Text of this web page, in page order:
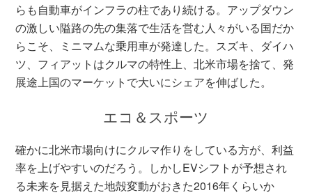
らも自動車がインフラの柱であり続ける。アップダウン
の激しい隘路の先の集落で生活を営む人々がいる国だか
らこそ、ミニマムな乗用車が発達した。スズキ、ダイハ
ツ、フィアットはクルマの特性上、北米市場を捨て、発
展途上国のマーケットで大いにシェアを伸ばした。
エコ＆スポーツ
確かに北米市場向けにクルマ作りをしている方が、利益
率を上げやすいのだろう。しかしEVシフトが予想され
る未来を見据えた地殻変動がおきた2016年くらいか